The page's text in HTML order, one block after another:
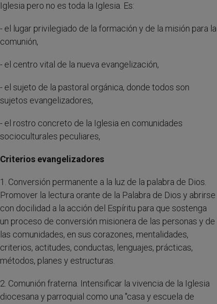
Iglesia pero no es toda la Iglesia. Es:
- el lugar privilegiado de la formación y de la misión para la
comunión,
- el centro vital de la nueva evangelización,
- el sujeto de la pastoral orgánica, donde todos son
sujetos evangelizadores,
- el rostro concreto de la Iglesia en comunidades
socioculturales peculiares,
Criterios evangelizadores
1. Conversión permanente a la luz de la palabra de Dios.
Promover la lectura orante de la Palabra de Dios y abrirse
con docilidad a la acción del Espíritu para que sostenga
un proceso de conversión misionera de las personas y de
las comunidades, en sus corazones, mentalidades,
criterios, actitudes, conductas, lenguajes, prácticas,
métodos, planes y estructuras.
2. Comunión fraterna. Intensificar la vivencia de la Iglesia
diocesana y parroquial como una "casa y escuela de